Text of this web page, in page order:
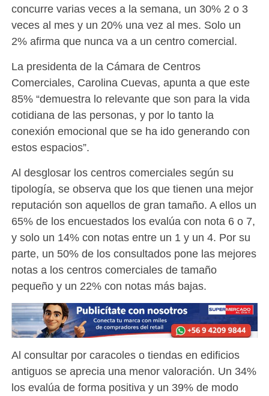
concurre varias veces a la semana, un 30% 2 o 3
veces al mes y un 20% una vez al mes. Solo un
2% afirma que nunca va a un centro comercial.
La presidenta de la Cámara de Centros
Comerciales, Carolina Cuevas, apunta a que este
85% “demuestra lo relevante que son para la vida
cotidiana de las personas, y por lo tanto la
conexión emocional que se ha ido generando con
estos espacios”.
Al desglosar los centros comerciales según su
tipología, se observa que los que tienen una mejor
reputación son aquellos de gran tamaño. A ellos un
65% de los encuestados los evalúa con nota 6 o 7,
y solo un 14% con notas entre un 1 y un 4. Por su
parte, un 50% de los consultados pone las mejores
notas a los centros comerciales de tamaño
pequeño y un 22% con notas más bajas.
Al consultar por caracoles o tiendas en edificios
antiguos se aprecia una menor valoración. Un 34%
los evalúa de forma positiva y un 39% de modo